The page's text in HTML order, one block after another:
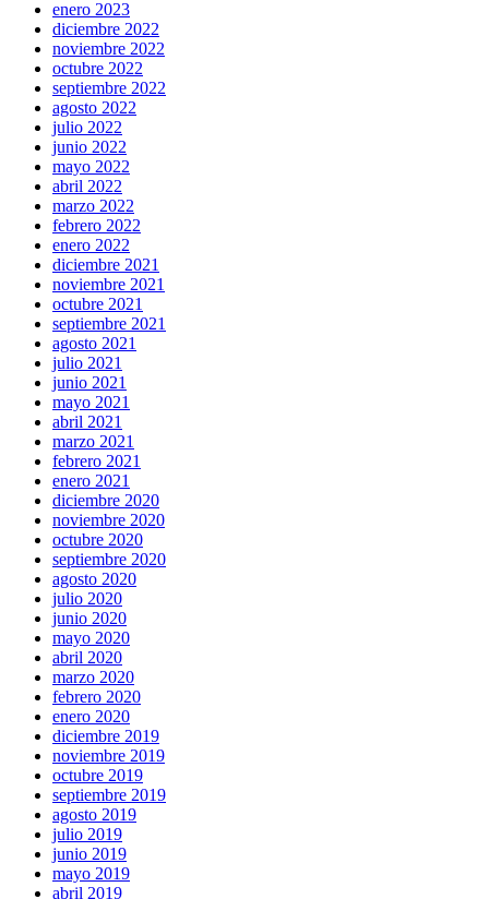
enero 2023
diciembre 2022
noviembre 2022
octubre 2022
septiembre 2022
agosto 2022
julio 2022
junio 2022
mayo 2022
abril 2022
marzo 2022
febrero 2022
enero 2022
diciembre 2021
noviembre 2021
octubre 2021
septiembre 2021
agosto 2021
julio 2021
junio 2021
mayo 2021
abril 2021
marzo 2021
febrero 2021
enero 2021
diciembre 2020
noviembre 2020
octubre 2020
septiembre 2020
agosto 2020
julio 2020
junio 2020
mayo 2020
abril 2020
marzo 2020
febrero 2020
enero 2020
diciembre 2019
noviembre 2019
octubre 2019
septiembre 2019
agosto 2019
julio 2019
junio 2019
mayo 2019
abril 2019